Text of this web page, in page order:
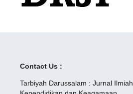
Contact Us :
Tarbiyah Darussalam : Jurnal Ilmiah